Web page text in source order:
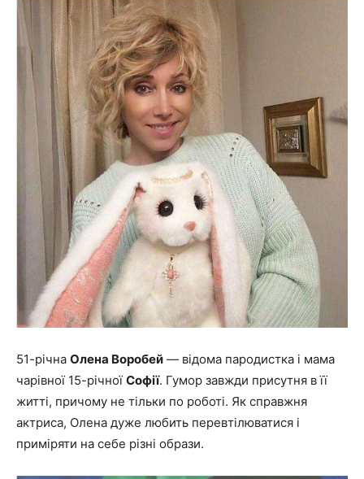
51-річна Олена Воробей — відома пародистка і мама
чарівної 15-річної Софії. Гумор завжди присутня в її
житті, причому не тільки по роботі. Як справжня
актриса, Олена дуже любить перевтілюватися і
приміряти на себе різні образи.